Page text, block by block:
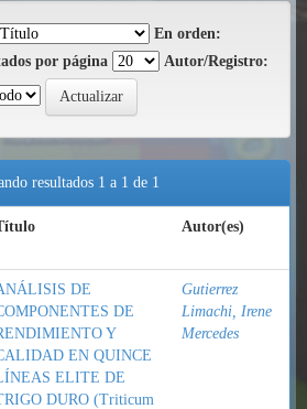
En orden:
por página
Autor/Registro:
resultados 1 a 1 de 1
Autor(es)
DE
DE
Y
EN QUINCE
ELITE DE
DURO (Triticum
Gutierrez
Limachi, Irene
Mercedes